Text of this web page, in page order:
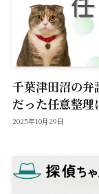
千葉津田沼の弁
だった任意整
2025年10月29日